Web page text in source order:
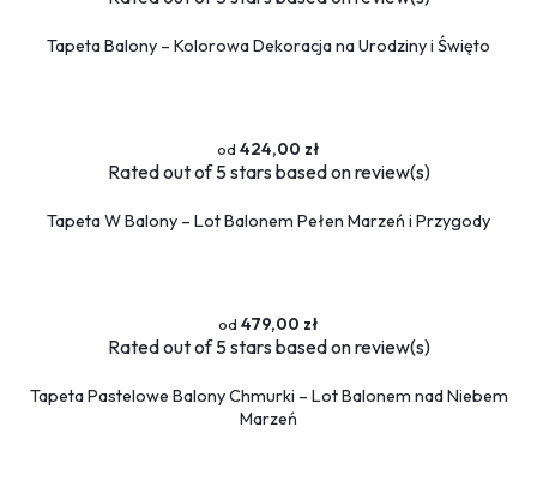
Tapeta Balony – Kolorowa Dekoracja na Urodziny i Święto
424,00 zł
Ratedout of 5 stars based onreview(s)
Tapeta W Balony – Lot Balonem Pełen Marzeń i Przygody
479,00 zł
Ratedout of 5 stars based onreview(s)
Tapeta Pastelowe Balony Chmurki – Lot Balonem nad Niebem
Marzeń